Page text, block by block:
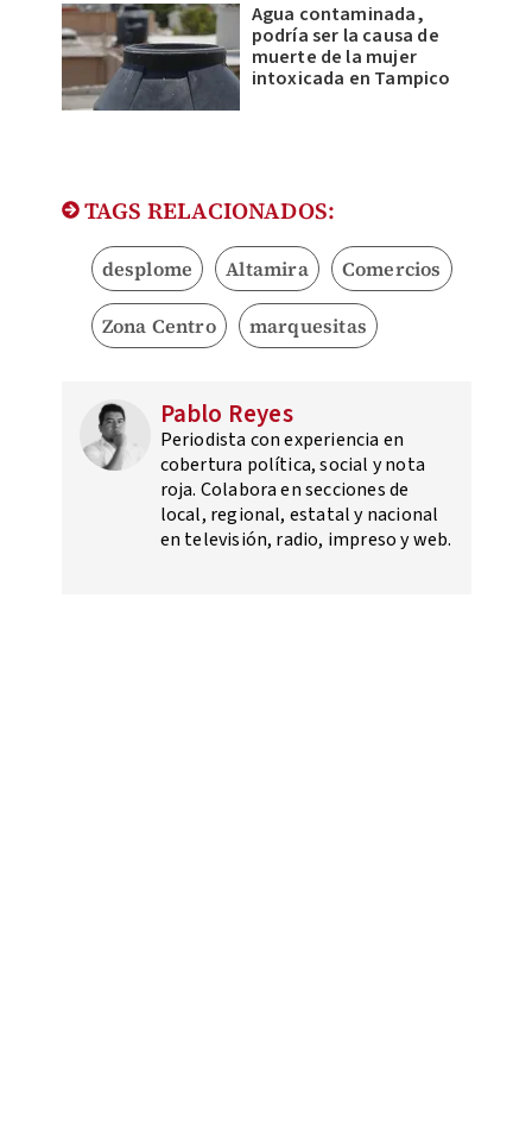
Agua contaminada,
podría ser la causa de
muerte de la mujer
intoxicada en Tampico
TAGS RELACIONADOS:
desplome Altamira Comercios
Zona Centro marquesitas
Pablo Reyes
Periodista con experiencia en
cobertura política, social y nota
roja. Colabora en secciones de
local, regional, estatal y nacional
en televisión, radio, impreso y web.